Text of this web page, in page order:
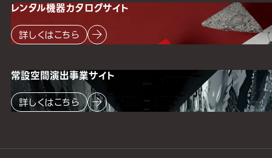
レンタル機器カタログサイト
詳しくはこちら
常設空間演出事業サイト
詳しくはこちら